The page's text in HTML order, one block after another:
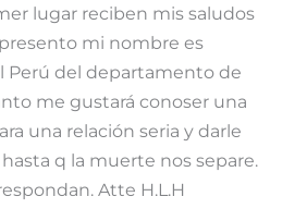
lugar reciben mis saludos
mi nombre es
Perú del departamento de
me gustará conoser una
una relación seria y darle
q la muerte nos separe.
Atte H.L.H